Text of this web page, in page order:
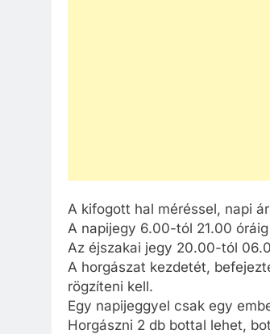
A kifogott hal méréssel, napi
A napijegy 6.00-tól 21.00
Az éjszakai jegy 20.00-tól
A horgászat kezdetét,
rögzíteni kell.
Egy napijeggyel csak egy
Horgászni 2 db bottal lehet,